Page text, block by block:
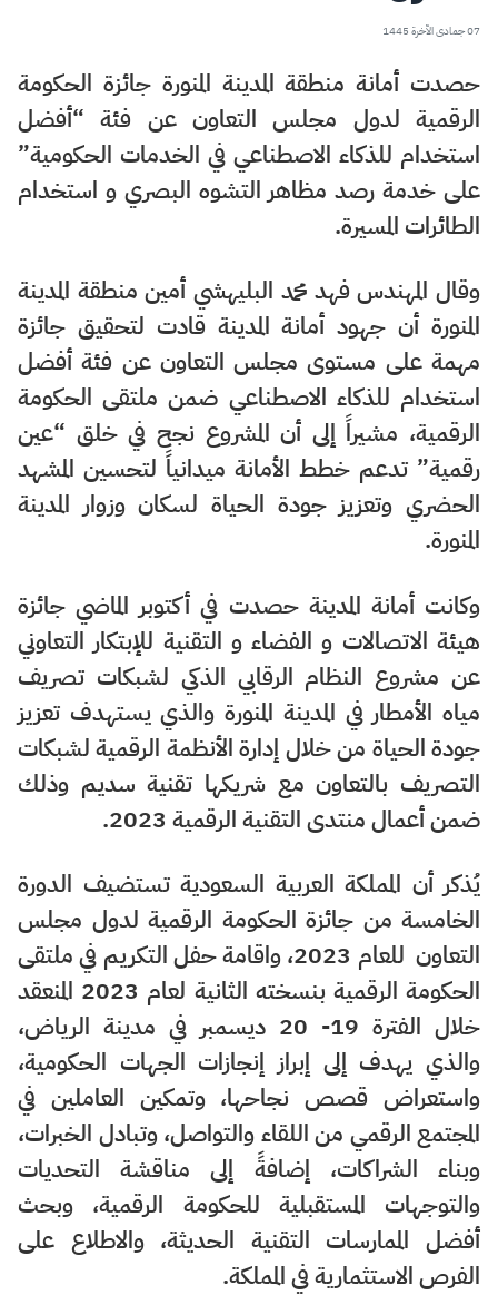
07 جمادى الآخرة 1445
حصدت أمانة منطقة المدينة المنورة جائزة الحكومة
الرقمية لدول ⁧‫مجلس التعاون‬⁩ عن فئة “أفضل
استخدام للذكاء الاصطناعي في الخدمات الحكومية”
على خدمة رصد مظاهر ⁧‫التشوه البصري‬⁩ و استخدام
الطائرات المسيرة.
وقال المهندس فهد محمد البليهشي أمين منطقة المدينة
المنورة أن جهود أمانة المدينة‬⁩ قادت لتحقيق جائزة
مهمة على مستوى مجلس التعاون عن فئة أفضل
استخدام للذكاء الاصطناعي ضمن ⁧‫ملتقى الحكومة
الرقمية، مشيراً إلى أن المشروع نجح في خلق “عين
رقمية” تدعم خطط الأمانة ميدانياً لتحسين المشهد
الحضري وتعزيز ⁧‫جودة الحياة‬⁩ لسكان وزوار ⁧المدينة
المنورة‬⁩.
وكانت أمانة المدينة حصدت في أكتوبر الماضي جائزة
⁦‪هيئة الاتصالات و الفضاء و التقنية للإبتكار التعاوني
عن مشروع النظام الرقابي الذكي لشبكات تصريف
مياه الأمطار في المدينة المنورة‬⁩ والذي يستهدف تعزيز
⁧‫جودة الحياة من خلال إدارة الأنظمة الرقمية لشبكات
التصريف بالتعاون مع شريكها تقنية سديم وذلك
ضمن أعمال منتدى التقنية الرقمية 2023.
يُذكر أن المملكة العربية السعودية تستضيف الدورة
الخامسة من جائزة الحكومة الرقمية لدول ⁧‫مجلس
التعاون‬⁩ للعام 2023، واقامة حفل التكريم في ملتقى
الحكومة الرقمية بنسخته الثانية لعام 2023 المنعقد
خلال الفترة 19- 20 ديسمبر في مدينة الرياض،
والذي يهدف إلى إبراز إنجازات الجهات الحكومية،
واستعراض قصص نجاحها، وتمكين العاملين في
المجتمع الرقمي من اللقاء والتواصل، وتبادل الخبرات،
وبناء الشراكات، إضافةً إلى مناقشة التحديات
والتوجهات المستقبلية للحكومة الرقمية، وبحث
أفضل الممارسات التقنية الحديثة، والاطلاع على
الفرص الاستثمارية في المملكة.